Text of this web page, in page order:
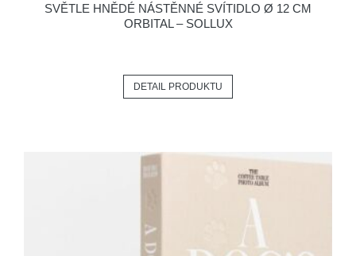
SVĚTLE HNĚDÉ NÁSTĚNNÉ SVÍTIDLO Ø 12 CM
ORBITAL – SOLLUX
DETAIL PRODUKTU